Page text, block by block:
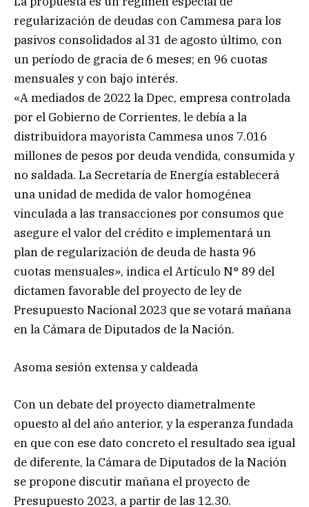
regularización de deudas con Cammesa para los
pasivos consolidados al 31 de agosto último, con
un período de gracia de 6 meses; en 96 cuotas
mensuales y con bajo interés.
«A mediados de 2022 la Dpec, empresa controlada
por el Gobierno de Corrientes, le debía a la
distribuidora mayorista Cammesa unos 7.016
millones de pesos por deuda vendida, consumida y
no saldada. La Secretaría de Energía establecerá
una unidad de medida de valor homogénea
vinculada a las transacciones por consumos que
asegure el valor del crédito e implementará un
plan de regularización de deuda de hasta 96
cuotas mensuales», indica el Artículo N° 89 del
dictamen favorable del proyecto de ley de
Presupuesto Nacional 2023 que se votará mañana
en la Cámara de Diputados de la Nación.
Asoma sesión extensa y caldeada
Con un debate del proyecto diametralmente
opuesto al del año anterior, y la esperanza fundada
en que con ese dato concreto el resultado sea igual
de diferente, la Cámara de Diputados de la Nación
se propone discutir mañana el proyecto de
Presupuesto 2023, a partir de las 12.30.